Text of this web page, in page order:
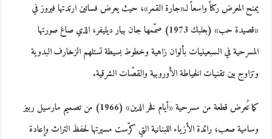
يمنح المعرض ركناً واسعاً لـ«جارة القمر»، حيث يعرض فساتين ارتدتها فيروز في
«قصيدة حب» (بعلبك 1973) صمّمها جان بيار ديليفر، الذي صاغ صورتها
المسرحية في السبعينيات بألوان زاهية وخطوط بسيطة تستلهم الزخارف البدوية
وتزاوج بين تقنيات الخياطة الأوروبية والقصّات الشرقية.
كما تُعرض قطعة من مسرحية «أيام فخر الدين» (1966) من تصميم مارسيل ربيز
وسامية صعب، رائدة الأزياء اللبنانية التي كرّست مسيرتها لحفظ التراث وإعادة